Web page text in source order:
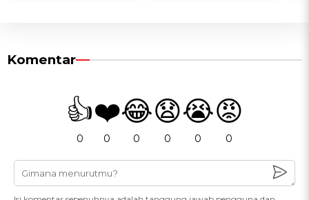
Komentar
👍
0
❤️
0
😂
0
😧
0
😭
0
😡
0